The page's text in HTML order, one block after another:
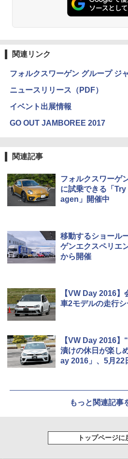
関連リンク
フォルクスワーゲン グループ ジ
ニュースリリース（PDF）
イベント出展情報
GO OUT JAMBOREE 2017
関連記事
フォルクスワーゲ
に試乗できる「
agen」開催中
移動するショール
ゲンエクスペリエ
から開催
【VW Day 2016
車2モデルの走行
【VW Day 2016
漬けの休日が楽し
ay 2016」、5月22
もっと関連記事
トップページに